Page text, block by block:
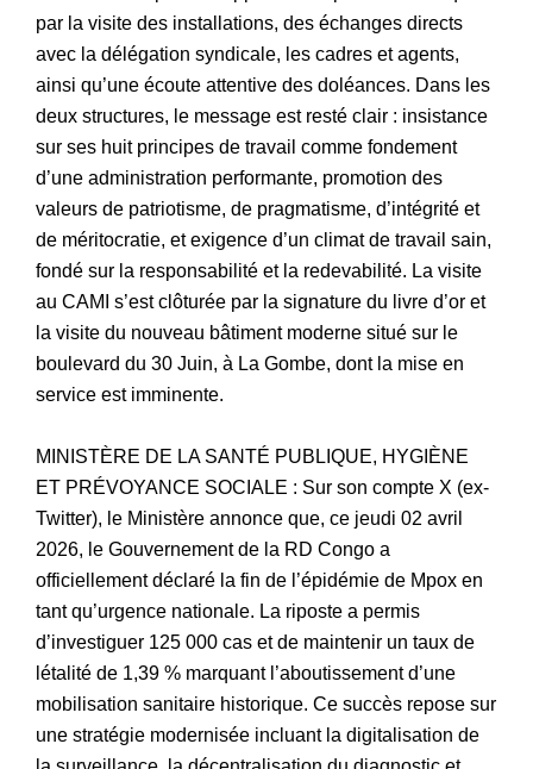
par la visite des installations, des échanges directs
avec la délégation syndicale, les cadres et agents,
ainsi qu’une écoute attentive des doléances. Dans les
deux structures, le message est resté clair : insistance
sur ses huit principes de travail comme fondement
d’une administration performante, promotion des
valeurs de patriotisme, de pragmatisme, d’intégrité et
de méritocratie, et exigence d’un climat de travail sain,
fondé sur la responsabilité et la redevabilité. La visite
au CAMI s’est clôturée par la signature du livre d’or et
la visite du nouveau bâtiment moderne situé sur le
boulevard du 30 Juin, à La Gombe, dont la mise en
service est imminente.
MINISTÈRE DE LA SANTÉ PUBLIQUE, HYGIÈNE
ET PRÉVOYANCE SOCIALE : Sur son compte X (ex-
Twitter), le Ministère annonce que, ce jeudi 02 avril
2026, le Gouvernement de la RD Congo a
officiellement déclaré la fin de l’épidémie de Mpox en
tant qu’urgence nationale. La riposte a permis
d’investiguer 125 000 cas et de maintenir un taux de
létalité de 1,39 % marquant l’aboutissement d’une
mobilisation sanitaire historique. Ce succès repose sur
une stratégie modernisée incluant la digitalisation de